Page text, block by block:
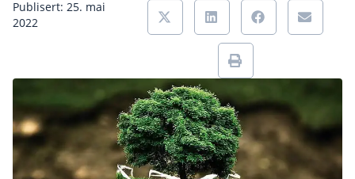
Publisert: 25. mai
2022